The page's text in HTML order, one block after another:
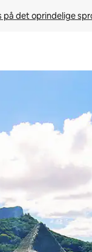
på det oprindelige
trykke eller stryge.